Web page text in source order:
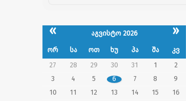
« აგვისტო 2026 »
ორ სა ოთ ხუ პა შა
კვ
27
28 29 30 31 1
2
3
4 5 6 7 8
9
10
11 12 13 14 15
16